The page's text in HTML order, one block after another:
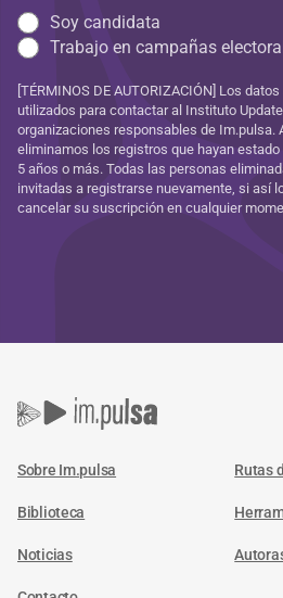
Soy candidata
Trabajo en campañas
[TÉRMINOS DE AUTORIZACIÓN] Los
utilizados para contactar al Instituto Update
organizaciones responsables de Im.pulsa.
eliminamos los registros que hayan
5 años o más. Todas las personas
invitadas a registrarse nuevamente, si así
cancelar su suscripción en cualquier
Sobre Im.pulsa Rutas
Biblioteca
Noticias